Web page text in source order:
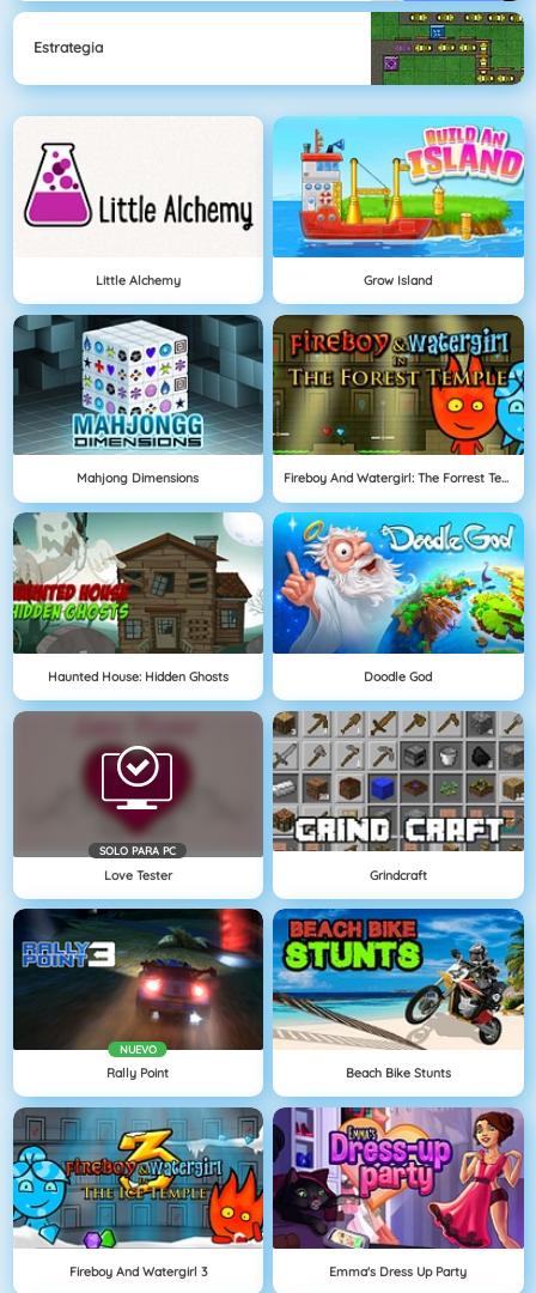
Estrategia
Little Alchemy Grow Island
Mahjong Dimensions Fireboy And Watergirl: The Forrest Temple
Haunted House: Hidden Ghosts Doodle God
SOLO PARA PC
Love Tester Grindcraft
NUEVO
Rally Point Beach Bike Stunts
Fireboy And Watergirl 3 Emma's Dress Up Party